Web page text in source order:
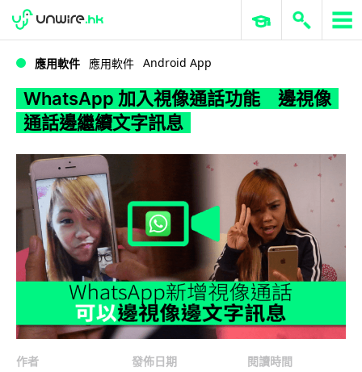
WWDC 2026 ERP 與商業 AI
應用軟件 應用軟件 Android App
WhatsApp 加入視像通話功能 邊視像
通話邊繼續文字訊息
作者
發佈日期
閱讀時間